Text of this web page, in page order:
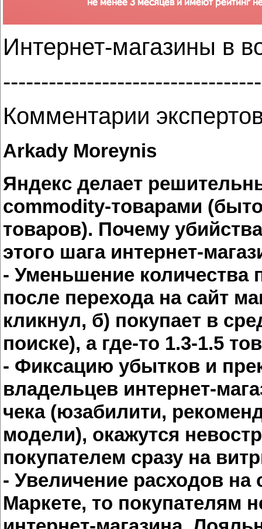
Интернет-магазины в
Комментарии
Arkady Moreynis
Яндекс делает
commodity-товарами
товаров). Почему
этого шага интернет-
- Уменьшение количества
после перехода на сайт
кликнул, б) покупает в
поиске), а где-то 1.3-1.5
- Фиксацию убытков и
владельцев интернет-
чека (юзабилити,
модели), окажутся
покупателем сразу на
- Увеличение расходов на
Маркете, то покупателям